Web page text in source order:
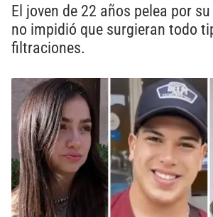
El joven de 22 años pelea por
no impidió que surgieran todo
filtraciones.